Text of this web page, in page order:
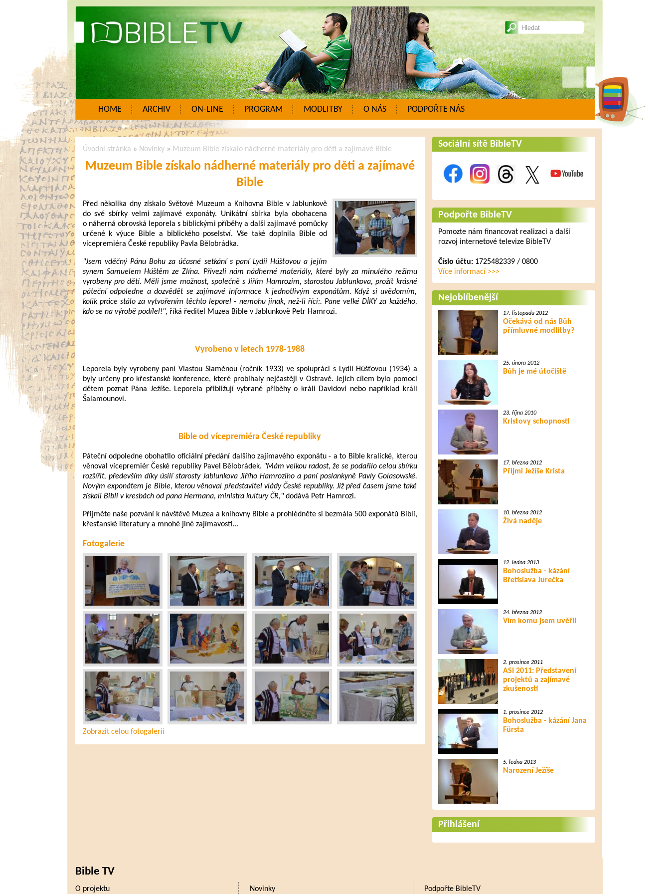
HOME ARCHIV ON-LINE PROGRAM MODLITBY O NÁS PODPOŘTE NÁS
Úvodní stránka » Novinky» Muzeum Bible získalo nádherné materiály pro děti a zajímavé Bible
Muzeum Bible získalo nádherné materiály pro děti a zajímavé
Bible
Před několika dny získalo Světové Muzeum a Knihovna Bible v Jablunkově
do své sbírky velmi zajímavé exponáty. Unikátní sbírka byla obohacena
o náherná obrovská leporela s biblickými příběhy a další zajímavé pomůcky
určené k výuce Bible a biblického poselství. Vše také doplnila Bible od
vícepremiéra České republiky Pavla Bělobrádka.
"Jsem vděčný Pánu Bohu za účasné setkání s paní Lydii Húšťovou a jejím
synem Samuelem Húštěm ze Zlína. Přivezli nám nádherné materiály, které byly za minulého režimu
vyrobeny pro děti. Měli jsme možnost, společně s Jiřím Hamrozim, starostou Jablunkova, prožít krásné
páteční odpoledne a dozvědět se zajímavé informace k jednotlivým exponátům. Když si uvědomím,
kolik práce stálo za vytvořením těchto leporel - nemohu jinak, než-li říci:. Pane velké DÍKY za každého,
kdo se na výrobě podílel!", říká ředitel Muzea Bible v Jablunkově Petr Hamrozi.
Vyrobeno v letech 1978-1988
Leporela byly vyrobeny paní Vlastou Slaměnou (ročník 1933) ve spolupráci s Lydií Húšťovou (1934) a
byly určeny pro křesťanské konference, které probíhaly nejčastěji v Ostravě. Jejich cílem bylo pomoci
dětem poznat Pána Ježíše. Leporela přibližují vybrané příběhy o králi Davidovi nebo například králi
Šalamounovi.
Bible od vícepremiéra České republiky
Páteční odpoledne obohatilo oficiální předání dalšího zajímavého exponátu - a to Bible kralické, kterou
věnoval vícepremiér České republiky Pavel Bělobrádek. "Mám velkou radost, že se podařilo celou sbírku
rozšířit, především díky úsilí starosty Jablunkova Jiřího Hamroziho a paní poslankyně Pavly Golasowské.
Novým exponátem je Bible, kterou věnoval představitel vlády České republiky. Již před časem jsme také
získali Bibli v kresbách od pana Hermana, ministra kultury ČR,"dodává Petr Hamrozi.
Přijměte naše pozvání k návštěvě Muzea a knihovny Bible a prohlédněte si bezmála 500 exponátů Biblí,
křesťanské literatury a mnohé jiné zajímavosti...
Fotogalerie
Zobrazit celou fotogalerii
Sociální sítě BibleTV
Podpořte BibleTV
Pomozte nám financovat realizaci a další
rozvoj internetové televize BibleTV
Číslo účtu:1725482339 / 0800
Více informací >>>
Nejoblíbenější
17. listopadu 2012
Očekává od nás Bůh
přímluvné modlitby?
25. února 2012
Bůh je mé útočiště
23. října 2010
Kristovy schopnosti
17. března 2012
Přijmi Ježíše Krista
10. března 2012
Živá naděje
12. ledna 2013
Bohoslužba - kázání
Břetislava Jurečka
24. března 2012
Vím komu jsem uvěřil
2. prosince 2011
ASI 2011: Představení
projektů a zajímavé
zkušenosti
1. prosince 2012
Bohoslužba - kázání Jana
Fürsta
5. ledna 2013
Narození Ježíše
Přihlášení
Bible TV
O projektu Novinky Podpořte BibleTV